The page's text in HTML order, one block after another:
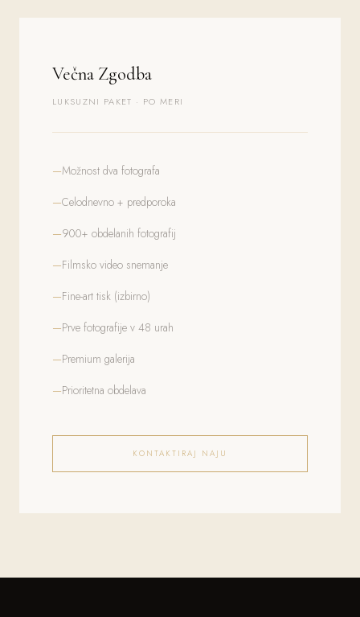
Večna Zgodba
LUKSUZNI PAKET · PO MERI
Možnost dva fotografa
Celodnevno + predporoka
900+ obdelanih fotografij
Filmsko video snemanje
Fine-art tisk (izbirno)
Prve fotografije v 48 urah
Premium galerija
Prioritetna obdelava
KONTAKTIRAJ NAJU